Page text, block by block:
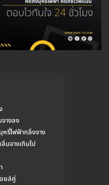
างลง
หรี่ไฟฟ้ากลิ่งจาง
นจางเกินไป
ยล์คู่